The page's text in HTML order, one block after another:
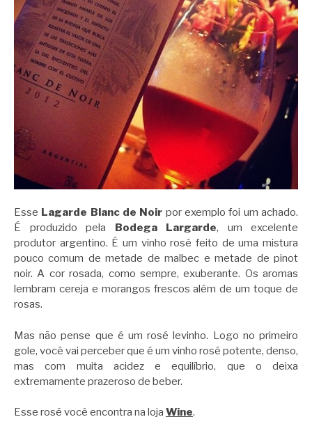
Esse Lagarde Blanc de Noir por exemplo foi um achado.
É produzido pela
Bodega Largarde, um excelente
produtor argentino. É um vinho rosé feito de uma mistura
pouco comum de metade de malbec e metade de pinot
noir. A cor rosada, como sempre, exuberante. Os aromas
lembram cereja e morangos frescos além de um toque de
rosas.
Mas não pense que é um rosé levinho. Logo no primeiro
gole, você vai perceber que é um vinho rosé potente, denso,
mas com muita acidez e equilíbrio, que o deixa
extremamente prazeroso de beber.
Esse rosé você encontra na loja Wine.